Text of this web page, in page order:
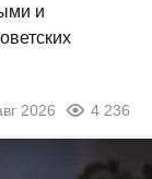
и
2026 4 236